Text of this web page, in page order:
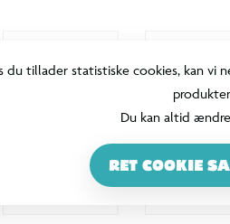
du tillader statistiske cookies, kan vi
Du kan altid
RET COOKIE